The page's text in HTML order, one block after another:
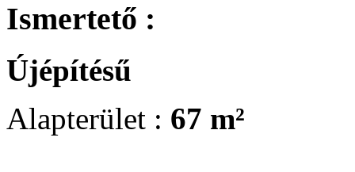
Ismertető :
Újépítésű
Alapterület : 67 m²